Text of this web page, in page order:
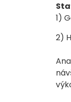
1)
2)